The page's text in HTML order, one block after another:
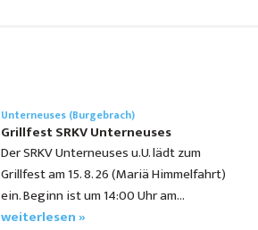
Unterneuses (Burgebrach)
Grillfest SRKV Unterneuses
Der SRKV Unterneuses u.U. lädt zum
Grillfest am 15. 8. 26 (Mariä Himmelfahrt)
ein. Beginn ist um 14:00 Uhr am…
weiterlesen »